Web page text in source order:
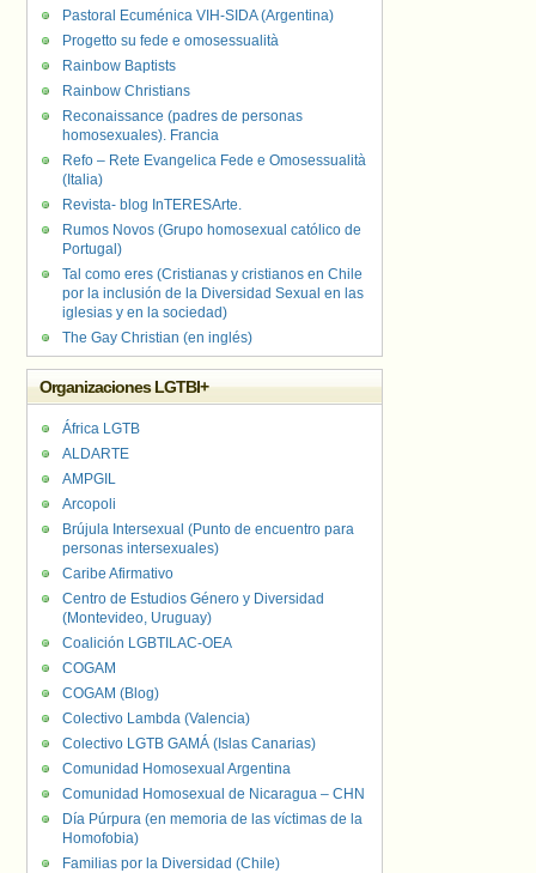
Pastoral Ecuménica VIH-SIDA (Argentina)
Progetto su fede e omosessualità
Rainbow Baptists
Rainbow Christians
Reconaissance (padres de personas
homosexuales). Francia
Refo – Rete Evangelica Fede e Omosessualità
(Italia)
Revista- blog InTERESArte.
Rumos Novos (Grupo homosexual católico de
Portugal)
Tal como eres (Cristianas y cristianos en Chile
por la inclusión de la Diversidad Sexual en las
iglesias y en la sociedad)
The Gay Christian (en inglés)
Organizaciones LGTBI+
África LGTB
ALDARTE
AMPGIL
Arcopoli
Brújula Intersexual (Punto de encuentro para
personas intersexuales)
Caribe Afirmativo
Centro de Estudios Género y Diversidad
(Montevideo, Uruguay)
Coalición LGBTILAC-OEA
COGAM
COGAM (Blog)
Colectivo Lambda (Valencia)
Colectivo LGTB GAMÁ (Islas Canarias)
Comunidad Homosexual Argentina
Comunidad Homosexual de Nicaragua – CHN
Día Púrpura (en memoria de las víctimas de la
Homofobia)
Familias por la Diversidad (Chile)